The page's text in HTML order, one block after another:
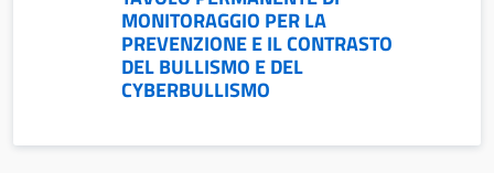
MONITORAGGIO PER LA
PREVENZIONE E IL CONTRASTO
DEL BULLISMO E DEL
CYBERBULLISMO